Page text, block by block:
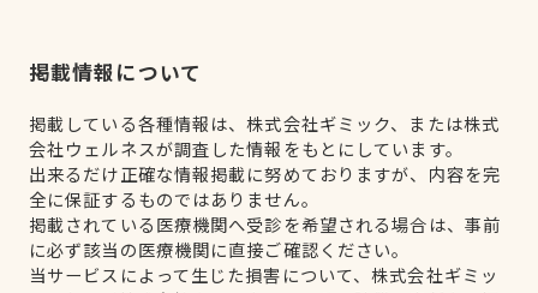
掲載情報について
掲載している各種情報は、株式会社ギミック、または株式
会社ウェルネスが調査した情報をもとにしています。
出来るだけ正確な情報掲載に努めておりますが、内容を完
全に保証するものではありません。
掲載されている医療機関へ受診を希望される場合は、事前
に必ず該当の医療機関に直接ご確認ください。
当サービスによって生じた損害について、株式会社ギミッ